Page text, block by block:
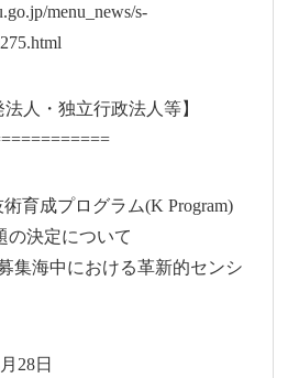
menu_news/s-
人・独立行政法人等】
育成プログラム(K Program)
の決定について
集海中における革新的センシ
28日